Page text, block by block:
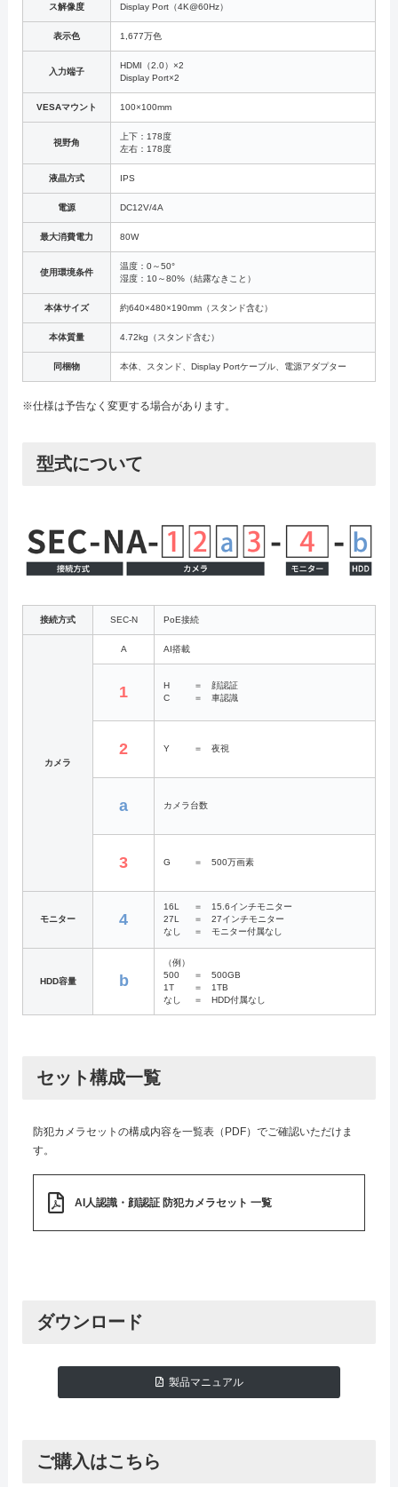
ス解像度
Display Port（4K@60Hz）
表示色 1,677万色
入力端子
HDMI（2.0）×2
Display Port×2
VESAマウント 100×100mm
視野角
上下：178度
左右：178度
液晶方式 IPS
電源 DC12V/4A
最大消費電力 80W
使用環境条件
温度：0～50°
湿度：10～80%（結露なきこと）
本体サイズ 約640×480×190mm（スタンド含む）
本体質量 4.72kg（スタンド含む）
同梱物 本体、スタンド、Display Portケーブル、電源アダプター
※仕様は予告なく変更する場合があります。
型式について
接続方式 SEC-N PoE接続
カメラ
A AI搭載
1 H ＝
顔認証
C
＝ 車認識
2 Y ＝ 夜視
a カメラ台数
3 G ＝ 500万画素
モニター 4
16L ＝
15.6インチモニター
27L
＝
27インチモニター
なし
＝ モニター付属なし
HDD容量 b
（例）
500
＝
500GB
1T
＝
1TB
なし
＝ HDD付属なし
セット構成一覧
防犯カメラセットの構成内容を一覧表（PDF）でご確認いただけま
す。
AI人認識・顔認証 防犯カメラセット 一覧
ダウンロード
製品マニュアル
ご購入はこちら